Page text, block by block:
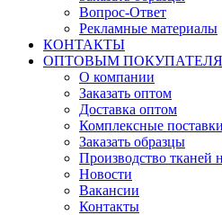
Вопрос-Ответ
Рекламные материалы
КОНТАКТЫ
ОПТОВЫМ
О компании
Заказать оптом
Доставка оптом
Комплексные поставки
Заказать образцы
Производство тканей
Новости
Вакансии
Контакты